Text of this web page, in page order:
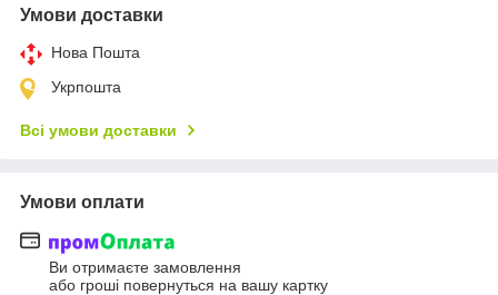
Умови доставки
Нова Пошта
Укрпошта
Всі умови доставки
Умови оплати
Ви отримаєте замовлення
або гроші повернуться на вашу картку